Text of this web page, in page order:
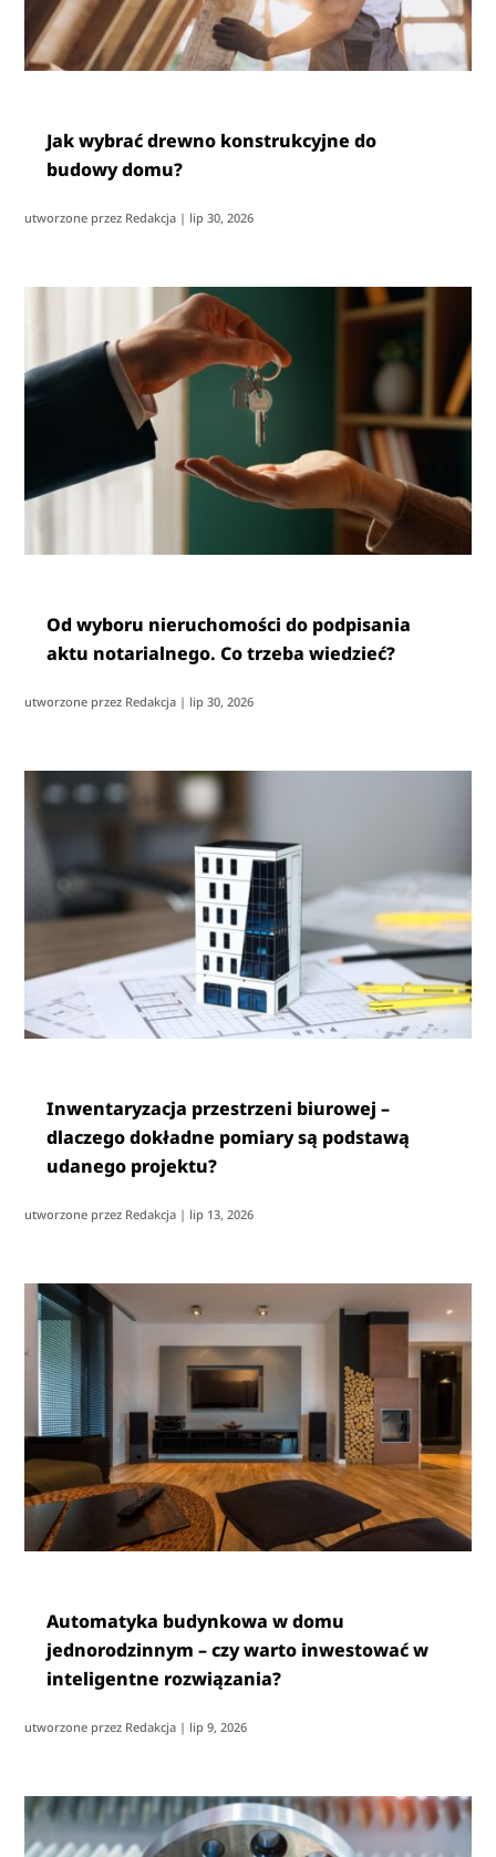
Jak wybrać drewno konstrukcyjne do
budowy domu?
utworzone przez Redakcja | lip 30, 2026
Od wyboru nieruchomości do podpisania
aktu notarialnego. Co trzeba wiedzieć?
utworzone przez Redakcja | lip 30, 2026
Inwentaryzacja przestrzeni biurowej –
dlaczego dokładne pomiary są podstawą
udanego projektu?
utworzone przez Redakcja | lip 13, 2026
Automatyka budynkowa w domu
jednorodzinnym – czy warto inwestować w
inteligentne rozwiązania?
utworzone przez Redakcja | lip 9, 2026